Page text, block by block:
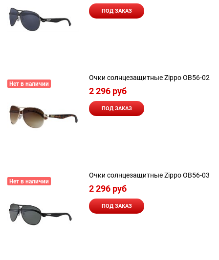
ПОД ЗАКАЗ
Нет в наличии
Очки солнцезащитные Zippo OB56-02
2 296 руб
ПОД ЗАКАЗ
Нет в наличии
Очки солнцезащитные Zippo OB56-03
2 296 руб
ПОД ЗАКАЗ